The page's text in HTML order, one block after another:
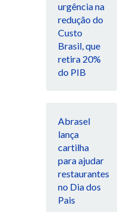
urgência na
redução do
Custo
Brasil, que
retira 20%
do PIB
Abrasel
lança
cartilha
para ajudar
restaurantes
no Dia dos
Pais